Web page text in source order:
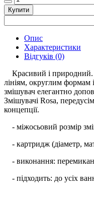
Купити
Опис
Характеристики
Відгуків (0)
Красивий і
лініям, округлим формам
змішувач елегантно
Змішувачі Rosa,
концепції.
- міжосьовий розмір
- картридж (діаметр,
- виконання:
- підходить: до усіх